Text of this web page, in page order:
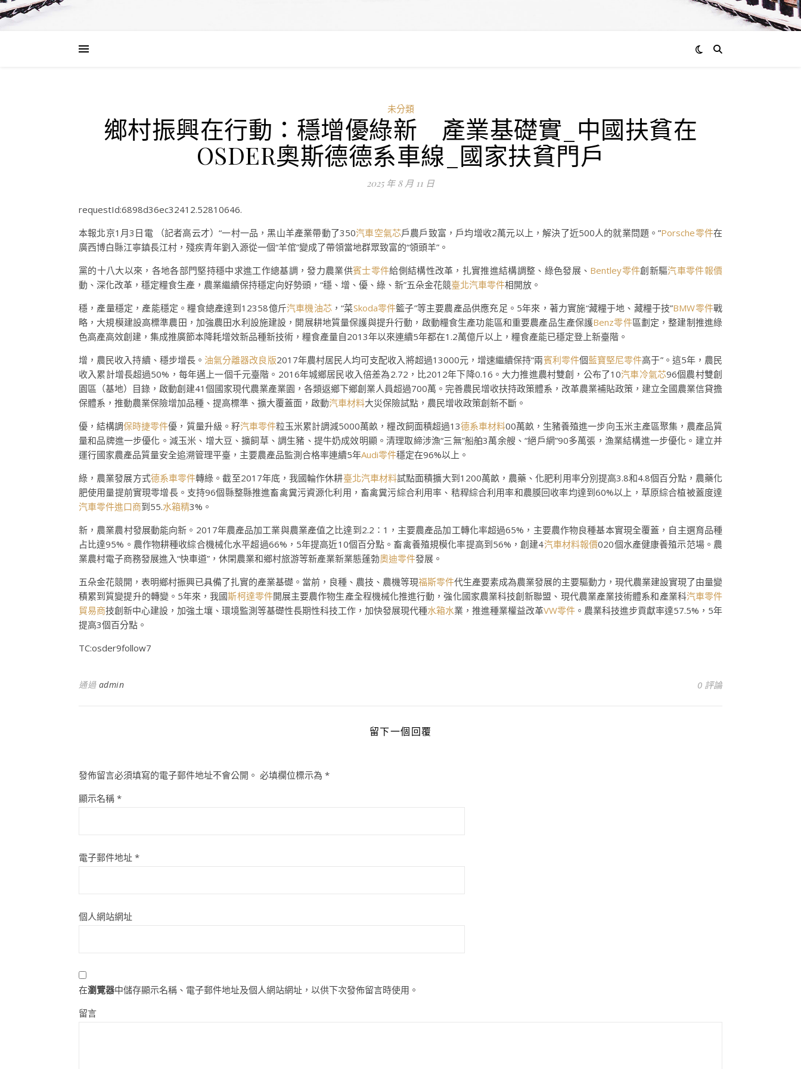
未分類
鄉村振興在行動：穩增優綠新 產業基礎實_中國扶貧在
OSDER奧斯德德系車線_國家扶貧門戶
2025 年 8 月 11 日
requestId:6898d36ec32412.52810646.
本報北京1月3日電 （記者高云才）“一村一品，黑山羊產業帶動了350汽車空氣芯戶農戶致富，戶均增收2萬元以上，解決了近500人的就業問題。”Porsche零件在
廣西博白縣江寧鎮長江村，殘疾青年劉入源從一個“羊倌”變成了帶領當地群眾致富的“領頭羊”。
黨的十八大以來，各地各部門堅持穩中求進工作總基調，發力農業供賓士零件給側結構性改革，扎實推進結構調整、綠色發展、 Bentley零件創新驅汽車零件報價
動、深化改革，穩定糧食生產，農業繼續保持穩定向好勢頭，“穩、增、優、綠、新”五朵金花競臺北汽車零件相開放。
穩，產量穩定，產能穩定。糧食總產達到12358億斤汽車機油芯 ，“菜Skoda零件籃子”等主要農產品供應充足。5年來，著力實施“藏糧于地、藏糧于技”BMW零件戰
略，大規模建設高標準農田，加強農田水利設施建設，開展耕地質量保護與提升行動，啟動糧食生產功能區和重要農產品生產保護Benz零件區劃定，整建制推進綠
色高產高效創建，集成推廣節本降耗增效新品種新技術，糧食產量自2013年以來連續5年都在1.2萬億斤以上，糧食產能已穩定登上新臺階。
增，農民收入持續、穩步增長。 油氣分離器改良版2017年農村居民人均可支配收入將超過13000元，增速繼續保持“兩賓利零件個藍寶堅尼零件高于”。這5年，農民
收入累計增長超過50%，每年邁上一個千元臺階。2016年城鄉居民收入倍差為2.72，比2012年下降0.16。大力推進農村雙創，公布了10汽車冷氣芯96個農村雙創
園區（基地）目錄，啟動創建41個國家現代農業產業園，各類返鄉下鄉創業人員超過700萬。完善農民增收扶持政策體系，改革農業補貼政策，建立全國農業信貸擔
保體系，推動農業保險增加品種、提高標準、擴大覆蓋面，啟動汽車材料大災保險試點，農民增收政策創新不斷。
優，結構調保時捷零件優，質量升級。籽汽車零件粒玉米累計調減5000萬畝，糧改飼面積超過13德系車材料00萬畝，生豬養殖進一步向玉米主產區聚集，農產品質
量和品牌進一步優化。減玉米、增大豆、擴飼草、調生豬、提牛奶成效明顯。清理取締涉漁“三無”船舶3萬余艘、“絕戶網”90多萬張，漁業結構進一步優化。建立并
運行國家農產品質量安全追溯管理平臺，主要農產品監測合格率連續5年Audi零件穩定在96%以上。
綠，農業發展方式德系車零件轉綠。截至2017年底，我國輪作休耕臺北汽車材料試點面積擴大到1200萬畝，農藥、化肥利用率分別提高3.8和4.8個百分點，農藥化
肥使用量提前實現零增長。支持96個縣整縣推進畜禽糞污資源化利用，畜禽糞污綜合利用率、秸稈綜合利用率和農膜回收率均達到60%以上，草原綜合植被蓋度達
汽車零件進口商到55.水箱精3%。
新，農業農村發展動能向新。2017年農產品加工業與農業產值之比達到2.2∶1，主要農產品加工轉化率超過65%，主要農作物良種基本實現全覆蓋，自主選育品種
占比達95%。農作物耕種收綜合機械化水平超過66%，5年提高近10個百分點。畜禽養殖規模化率提高到56%，創建4汽車材料報價020個水產健康養殖示范場。農
業農村電子商務發展進入“快車道”，休閑農業和鄉村旅游等新產業新業態蓬勃奧迪零件發展。
五朵金花競開，表明鄉村振興已具備了扎實的產業基礎。當前，良種、農技、農機等現福斯零件代生產要素成為農業發展的主要驅動力，現代農業建設實現了由量變
積累到質變提升的轉變。5年來，我國斯柯達零件開展主要農作物生產全程機械化推進行動，強化國家農業科技創新聯盟、現代農業產業技術體系和產業科汽車零件
貿易商技創新中心建設，加強土壤、環境監測等基礎性長期性科技工作，加快發展現代種水箱水業，推進種業權益改革VW零件 。農業科技進步貢獻率達57.5%，5年
提高3個百分點。
TC:osder9follow7
通過 admin 0 評論
留下一個回覆
發佈留言必須填寫的電子郵件地址不會公開。 必填欄位標示為 *
顯示名稱 *
電子郵件地址 *
個人網站網址
在瀏覽器中儲存顯示名稱、電子郵件地址及個人網站網址，以供下次發佈留言時使用。
留言